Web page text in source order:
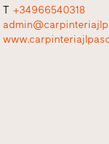
T +34966540318